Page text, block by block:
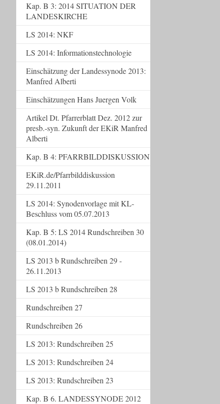
Kap. B 3: 2014 SITUATION DER
LANDESKIRCHE
LS 2014: NKF
LS 2014: Informationstechnologie
Einschätzung der Landessynode 2013:
Manfred Alberti
Einschätzungen Hans Juergen Volk
Artikel Dt. Pfarrerblatt Dez. 2012 zur
presb.-syn. Zukunft der EKiR Manfred
Alberti
Kap. B 4: PFARRBILDDISKUSSION
EKiR.de/Pfarrbilddiskussion
29.11.2011
LS 2014: Synodenvorlage mit KL-
Beschluss vom 05.07.2013
Kap. B 5: LS 2014 Rundschreiben 30
(08.01.2014)
LS 2013 b Rundschreiben 29 -
26.11.2013
LS 2013 b Rundschreiben 28
Rundschreiben 27
Rundschreiben 26
LS 2013: Rundschreiben 25
LS 2013: Rundschreiben 24
LS 2013: Rundschreiben 23
Kap. B 6. LANDESSYNODE 2012